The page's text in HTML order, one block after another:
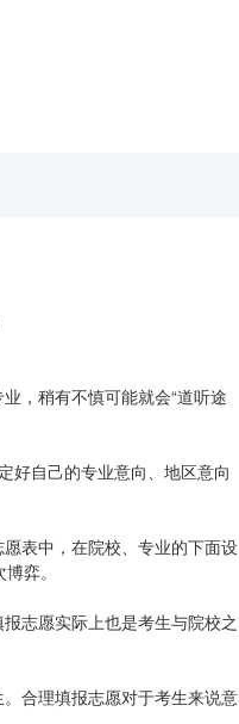
，稍有不慎可能就会“道听途
好自己的专业意向、地区意向
表中，在院校、专业的下面设
弈。
志愿实际上也是考生与院校之
合理填报志愿对于考生来说意